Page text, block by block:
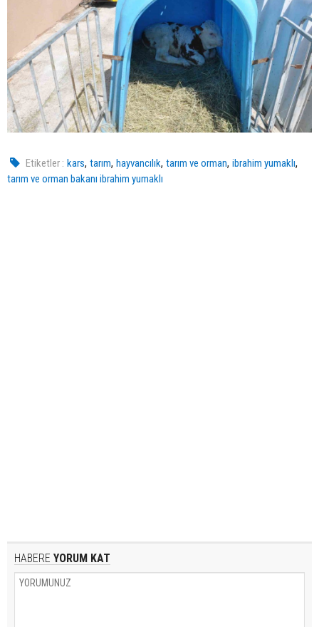
Etiketler : kars,tarım,hayvancılık,tarım ve orman,ibrahim yumaklı,
tarım ve orman bakanı ibrahim yumaklı
HABERE YORUM KAT